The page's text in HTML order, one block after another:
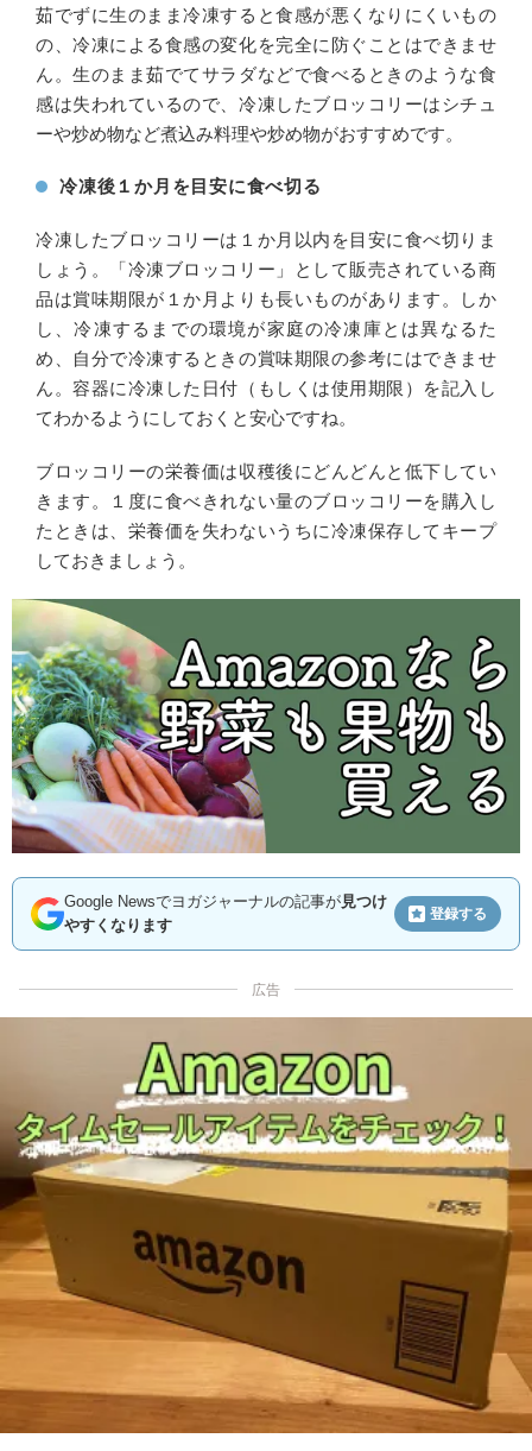
茹でずに生のまま冷凍すると食感が悪くなりにくいもの
の、冷凍による食感の変化を完全に防ぐことはできませ
ん。生のまま茹でてサラダなどで食べるときのような食
感は失われているので、冷凍したブロッコリーはシチュ
ーや炒め物など煮込み料理や炒め物がおすすめです。
冷凍後１か月を目安に食べ切る
冷凍したブロッコリーは１か月以内を目安に食べ切りま
しょう。「冷凍ブロッコリー」として販売されている商
品は賞味期限が１か月よりも長いものがあります。しか
し、冷凍するまでの環境が家庭の冷凍庫とは異なるた
め、自分で冷凍するときの賞味期限の参考にはできませ
ん。容器に冷凍した日付（もしくは使用期限）を記入し
てわかるようにしておくと安心ですね。
ブロッコリーの栄養価は収穫後にどんどんと低下してい
きます。１度に食べきれない量のブロッコリーを購入し
たときは、栄養価を失わないうちに冷凍保存してキープ
しておきましょう。
Google Newsでヨガジャーナルの記事が見つけ
やすくなります
登録する
広告